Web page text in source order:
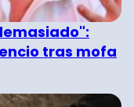
tras mofa